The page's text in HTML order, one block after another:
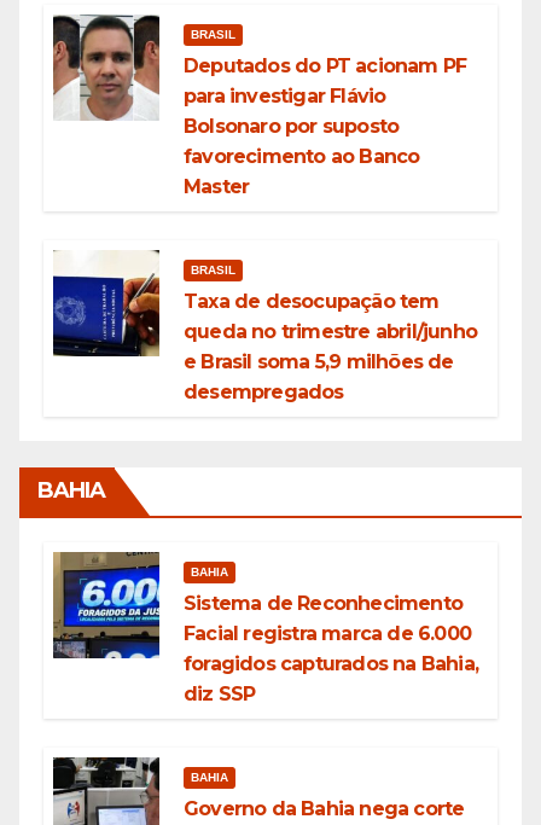
BRASIL
Deputados do PT acionam PF
para investigar Flávio
Bolsonaro por suposto
favorecimento ao Banco
Master
BRASIL
Taxa de desocupação tem
queda no trimestre abril/junho
e Brasil soma 5,9 milhões de
desempregados
BAHIA
BAHIA
Sistema de Reconhecimento
Facial registra marca de 6.000
foragidos capturados na Bahia,
diz SSP
BAHIA
Governo da Bahia nega corte